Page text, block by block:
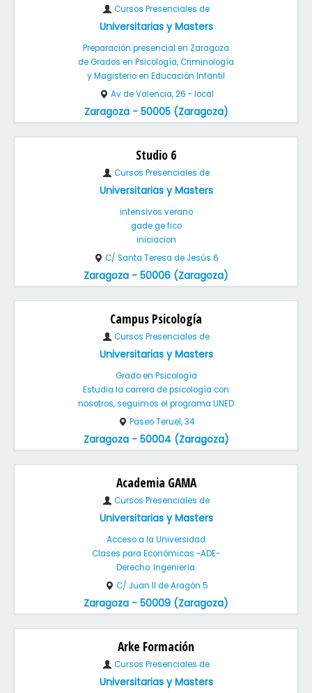
Cursos Presenciales de
Universitarias y Masters
Preparación presencial en Zaragoza
de Grados en Psicología, Criminología
y Magisterio en Educación Infantil
Av de Valencia, 26 - local
Zaragoza - 50005 (Zaragoza)
Studio 6
Cursos Presenciales de
Universitarias y Masters
intensivos verano
gade ge fico
iniciacion
C/ Santa Teresa de Jesús 6
Zaragoza - 50006 (Zaragoza)
Campus Psicología
Cursos Presenciales de
Universitarias y Masters
Grado en Psicología
Estudia la carrera de psicología con
nosotros, seguimos el programa UNED
Paseo Teruel, 34
Zaragoza - 50004 (Zaragoza)
Academia GAMA
Cursos Presenciales de
Universitarias y Masters
Acceso a la Universidad
Clases para Económicas -ADE-
Derecho. Ingeniería.
C/ Juan II de Aragón 5
Zaragoza - 50009 (Zaragoza)
Arke Formación
Cursos Presenciales de
Universitarias y Masters